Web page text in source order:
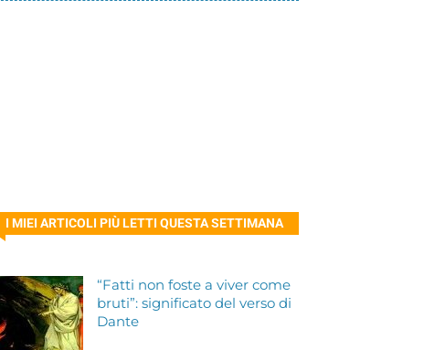
I MIEI ARTICOLI PIÙ LETTI QUESTA SETTIMANA
“Fatti non foste a viver come
bruti”: significato del verso di
Dante